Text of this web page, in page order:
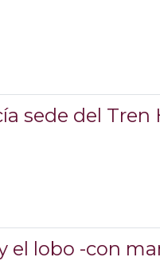
sede del
el lobo -con